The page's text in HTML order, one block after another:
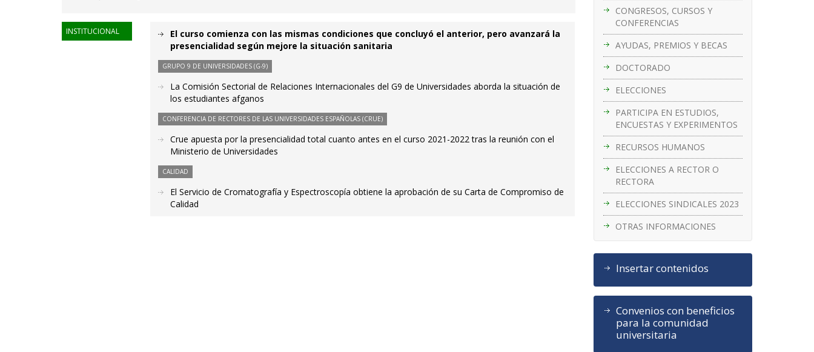
CONGRESOS, CURSOS Y
CONFERENCIAS
AYUDAS, PREMIOS Y BECAS
DOCTORADO
ELECCIONES
PARTICIPA EN ESTUDIOS,
ENCUESTAS Y EXPERIMENTOS
RECURSOS HUMANOS
ELECCIONES A RECTOR O
RECTORA
ELECCIONES SINDICALES 2023
OTRAS INFORMACIONES
Insertar contenidos
Convenios con beneficios
para la comunidad
universitaria
INSTITUCIONAL
El curso comienza con las mismas condiciones que concluyó el anterior, pero avanzará la
presencialidad según mejore la situación sanitaria
GRUPO 9 DE UNIVERSIDADES (G-9)
La Comisión Sectorial de Relaciones Internacionales del G9 de Universidades aborda la situación de
los estudiantes afganos
CONFERENCIA DE RECTORES DE LAS UNIVERSIDADES ESPAÑOLAS (CRUE)
Crue apuesta por la presencialidad total cuanto antes en el curso 2021-2022 tras la reunión con el
Ministerio de Universidades
CALIDAD
El Servicio de Cromatografía y Espectroscopía obtiene la aprobación de su Carta de Compromiso de
Calidad